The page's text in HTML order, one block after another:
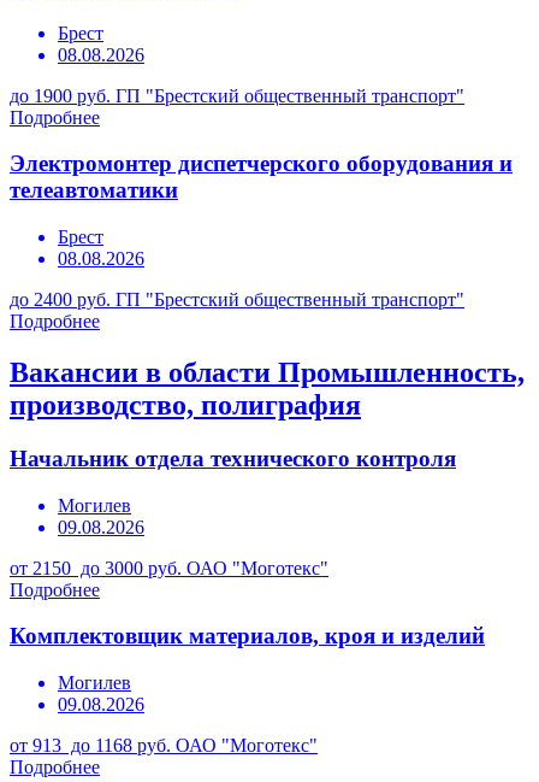
Брест
08.08.2026
до 1900 руб. ГП "Брестский общественный транспорт"
Подробнее
Электромонтер диспетчерского оборудования и
телеавтоматики
Брест
08.08.2026
до 2400 руб. ГП "Брестский общественный транспорт"
Подробнее
Вакансии в области Промышленность,
производство, полиграфия
Начальник отдела технического контроля
Могилев
09.08.2026
от 2150 до 3000 руб. ОАО "Моготекс"
Подробнее
Комплектовщик материалов, кроя и изделий
Могилев
09.08.2026
от 913 до 1168 руб. ОАО "Моготекс"
Подробнее